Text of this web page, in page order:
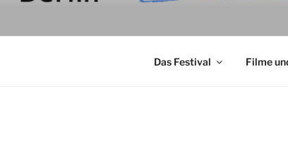
Das Festival Filme